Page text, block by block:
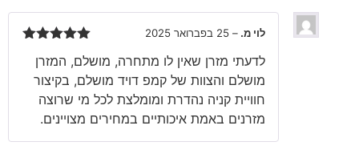
5
לוי מ. – 25 בפברואר 2025
לדעתי מזרן שאין לו מתחרה, מושלם, המזרן
מושלם והצוות של קמפ דויד מושלם, בקיצור
חוויית קניה נהדרת ומומלצת לכל מי שרוצה
מזרנים באמת איכותיים במחירים מצויינים.